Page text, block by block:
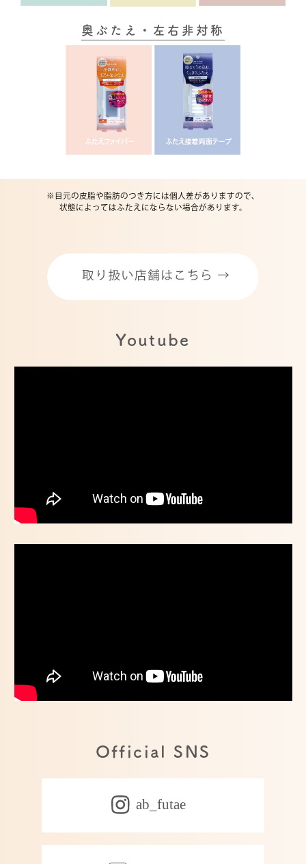
奥ぶたえ・左右非対称
※目元の皮脂や脂肪のつき方には個人差がありますので、
状態によってはふたえにならない場合があります。
Youtube
Official SNS